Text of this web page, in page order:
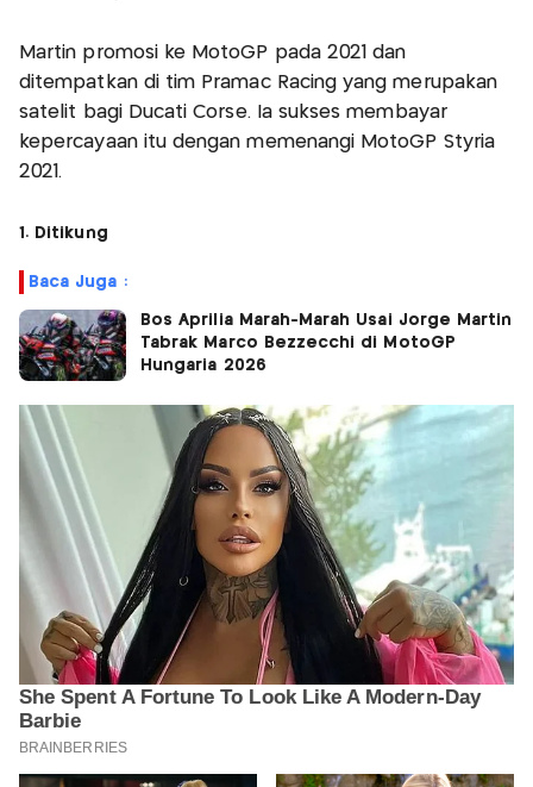
Martin promosi ke MotoGP pada 2021 dan
ditempatkan di tim Pramac Racing yang merupakan
satelit bagi Ducati Corse. Ia sukses membayar
kepercayaan itu dengan memenangi MotoGP Styria
2021.
1. Ditikung
Baca Juga :
Bos Aprilia Marah-Marah Usai Jorge Martin
Tabrak Marco Bezzecchi di MotoGP
Hungaria 2026